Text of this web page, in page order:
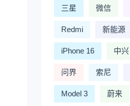
三星 微信
Redmi 新能源
iPhone 16 中兴
问界 索尼
Model 3 蔚来